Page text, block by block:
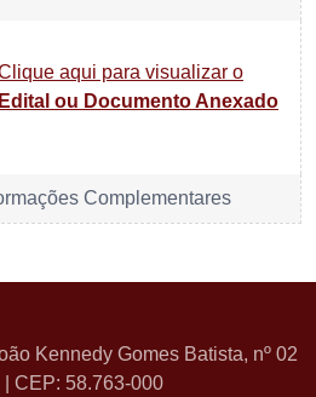
aqui para visualizar o
Edital ou Documento Anexado
Complementares
Kennedy Gomes Batista, nº 02
| CEP: 58.763-000